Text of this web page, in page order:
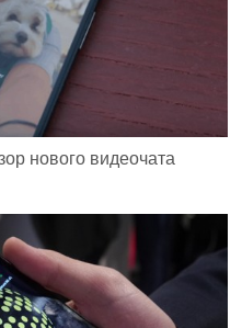
нового видеочата